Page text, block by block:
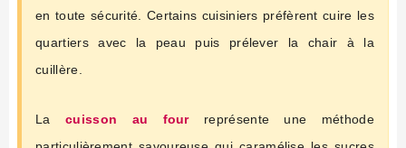
en toute sécurité. Certains cuisiniers préfèrent cuire les
quartiers avec la peau puis prélever la chair à la
cuillère.
Lacuisson au fourreprésente une méthode